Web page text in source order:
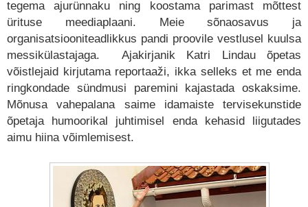
tegema ajurünnaku ning koostama parimast mõttest
ürituse meediaplaani. Meie sõnaosavus ja
organisatsiooniteadlikkus pandi proovile vestlusel kuulsa
messikülastajaga. Ajakirjanik Katri Lindau õpetas
võistlejaid kirjutama reportaaži, ikka selleks et me enda
ringkondade sündmusi paremini kajastada oskaksime.
Mõnusa vahepalana saime idamaiste tervisekunstide
õpetaja humoorikal juhtimisel enda kehasid liigutades
aimu hiina võimlemisest.